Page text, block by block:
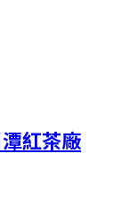
紅茶廠